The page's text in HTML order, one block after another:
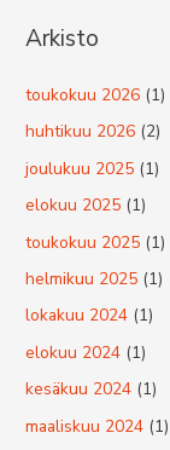
Arkisto
toukokuu 2026 (1)
huhtikuu 2026 (2)
joulukuu 2025 (1)
elokuu 2025 (1)
toukokuu 2025 (1)
helmikuu 2025 (1)
lokakuu 2024 (1)
elokuu 2024 (1)
kesäkuu 2024 (1)
maaliskuu 2024 (1)